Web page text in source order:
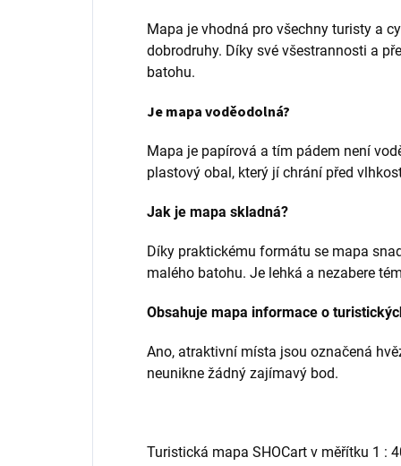
Mapa je vhodná pro všechny turisty a
dobrodruhy. Díky své všestrannosti a
batohu.
Je mapa voděodolná?
Mapa je papírová a tím pádem není
plastový obal, který jí chrání před
Jak je mapa skladná?
Díky praktickému formátu se mapa
malého batohu. Je lehká a nezabere
Obsahuje mapa informace o
Ano, atraktivní místa jsou označená
neunikne žádný zajímavý bod.
Turistická mapa SHOCart v měřítku 1 :